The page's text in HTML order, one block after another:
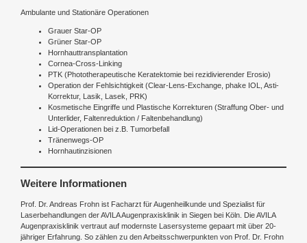
Ambulante und Stationäre Operationen
Grauer Star-OP
Grüner Star-OP
Hornhauttransplantation
Cornea-Cross-Linking
PTK (Phototherapeutische Keratektomie bei rezidivierender Erosio)
Operation der Fehlsichtigkeit (Clear-Lens-Exchange, phake IOL, Asti-
Korrektur, Lasik, Lasek, PRK)
Kosmetische Eingriffe und Plastische Korrekturen (Straffung Ober- und
Unterlider, Faltenreduktion / Faltenbehandlung)
Lid-Operationen bei z.B. Tumorbefall
Tränenwegs-OP
Hornhautinzisionen
Weitere Informationen
Prof. Dr. Andreas Frohn ist Facharzt für Augenheilkunde und Spezialist für
Laserbehandlungen der AVILA Augenpraxisklinik in Siegen bei Köln. Die AVILA
Augenpraxisklinik vertraut auf modernste Lasersysteme gepaart mit über 20-
jähriger Erfahrung. So zählen zu den Arbeitsschwerpunkten von Prof. Dr. Frohn